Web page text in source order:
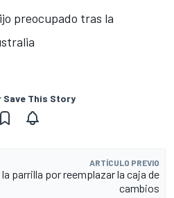
preocupado tras la
Save This Story
ARTÍCULO PREVIO
parrilla por reemplazar la caja de
cambios